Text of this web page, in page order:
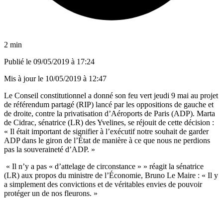
2 min
Publié le 09/05/2019 à 17:24
Mis à jour le 10/05/2019 à 12:47
Le Conseil constitutionnel a donné son feu vert jeudi 9 mai au projet
de référendum partagé (RIP) lancé par les oppositions de gauche et
de droite, contre la privatisation d’Aéroports de Paris (ADP). Marta
de Cidrac, sénatrice (LR) des Yvelines, se réjouit de cette décision :
« Il était important de signifier à l’exécutif notre souhait de garder
ADP dans le giron de l’État de manière à ce que nous ne perdions
pas la souveraineté d’ADP. »
« Il n’y a pas « d’attelage de circonstance » » réagit la sénatrice
(LR) aux propos du ministre de l’Économie, Bruno Le Maire : « Il y
a simplement des convictions et de véritables envies de pouvoir
protéger un de nos fleurons. »